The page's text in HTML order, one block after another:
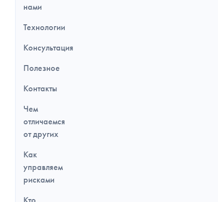
нами
Технологии
Консультация
Полезное
Контакты
Чем
отличаемся
от других
Как
управляем
рисками